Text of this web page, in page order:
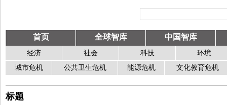
首页 全球智库 中国智库
经济 社会 科技
环境
城市危机
公共卫生危机 能源危机 文化教育危机
标题